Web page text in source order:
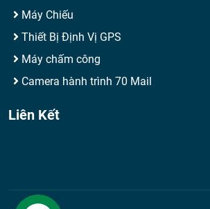
Máy Chiếu
Thiết Bị Định Vị GPS
Máy chấm công
Camera hành trình 70 Mail
Liên Kết